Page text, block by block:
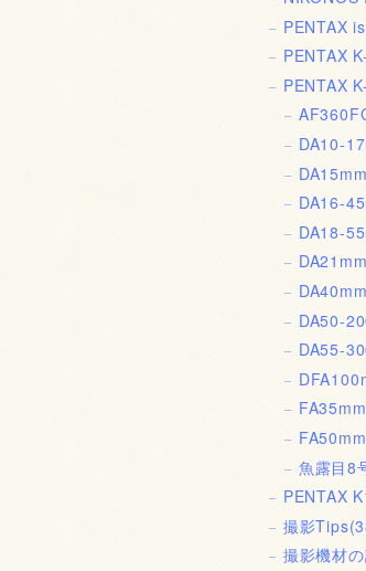
PENTAX
PENTAX
PENTAX
DA10-
DA16-
DA18-
DA50-
DA55-
魚露目8
PENTAX
撮影Tips
撮影機材